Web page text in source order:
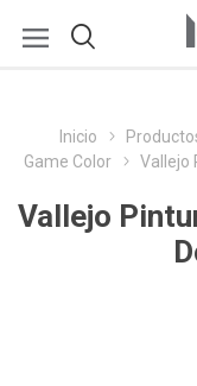
Inicio
Game Color
Vallejo
Vallejo